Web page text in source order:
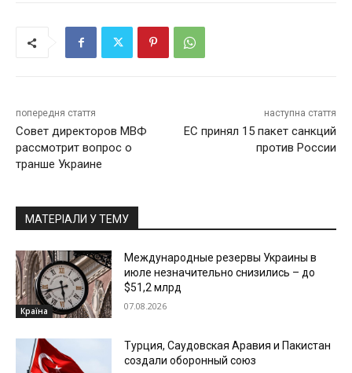
попередня стаття
Совет директоров МВФ
рассмотрит вопрос о
транше Украине
наступна стаття
ЕС принял 15 пакет санкций
против России
МАТЕРІАЛИ У ТЕМУ
Країна
Международные резервы Украины в
июле незначительно снизились – до
$51,2 млрд
07.08.2026
Турция, Саудовская Аравия и Пакистан
создали оборонный союз